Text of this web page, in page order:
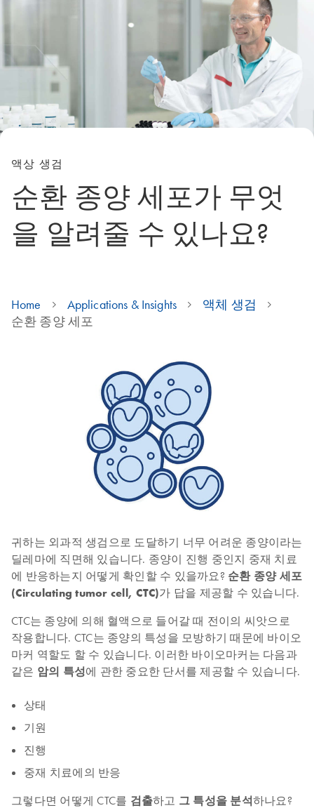
액상 생검
순환 종양 세포가 무엇
을 알려줄 수 있나요?
Home Applications & Insights
액체 생검
순환 종양 세포
귀하는 외과적 생검으로 도달하기 너무 어려운 종양이라는
딜레마에 직면해 있습니다. 종양이 진행 중인지 중재 치료
에 반응하는지 어떻게 확인할 수 있을까요? 순환 종양 세포
(Circulating tumor cell, CTC)가 답을 제공할 수 있습니다.
CTC는 종양에 의해 혈액으로 들어갈 때 전이의 씨앗으로
작용합니다. CTC는 종양의 특성을 모방하기 때문에 바이오
마커 역할도 할 수 있습니다. 이러한 바이오마커는 다음과
같은 암의 특성에 관한 중요한 단서를 제공할 수 있습니다.
상태
기원
진행
중재 치료에의 반응
그렇다면 어떻게 CTC를 검출하고 그 특성을 분석하나요?